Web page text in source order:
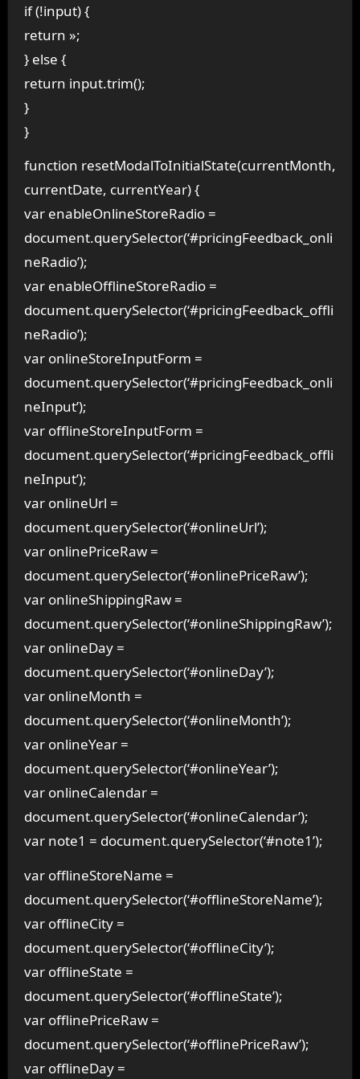
if (!input) {
return »;
} else {
return input.trim();
}
}
function resetModalToInitialState(currentMonth,
currentDate, currentYear) {
var enableOnlineStoreRadio =
document.querySelector(‘#pricingFeedback_onli
neRadio’);
var enableOfflineStoreRadio =
document.querySelector(‘#pricingFeedback_offli
neRadio’);
var onlineStoreInputForm =
document.querySelector(‘#pricingFeedback_onli
neInput’);
var offlineStoreInputForm =
document.querySelector(‘#pricingFeedback_offli
neInput’);
var onlineUrl =
document.querySelector(‘#onlineUrl’);
var onlinePriceRaw =
document.querySelector(‘#onlinePriceRaw’);
var onlineShippingRaw =
document.querySelector(‘#onlineShippingRaw’);
var onlineDay =
document.querySelector(‘#onlineDay’);
var onlineMonth =
document.querySelector(‘#onlineMonth’);
var onlineYear =
document.querySelector(‘#onlineYear’);
var onlineCalendar =
document.querySelector(‘#onlineCalendar’);
var note1 = document.querySelector(‘#note1’);
var offlineStoreName =
document.querySelector(‘#offlineStoreName’);
var offlineCity =
document.querySelector(‘#offlineCity’);
var offlineState =
document.querySelector(‘#offlineState’);
var offlinePriceRaw =
document.querySelector(‘#offlinePriceRaw’);
var offlineDay =